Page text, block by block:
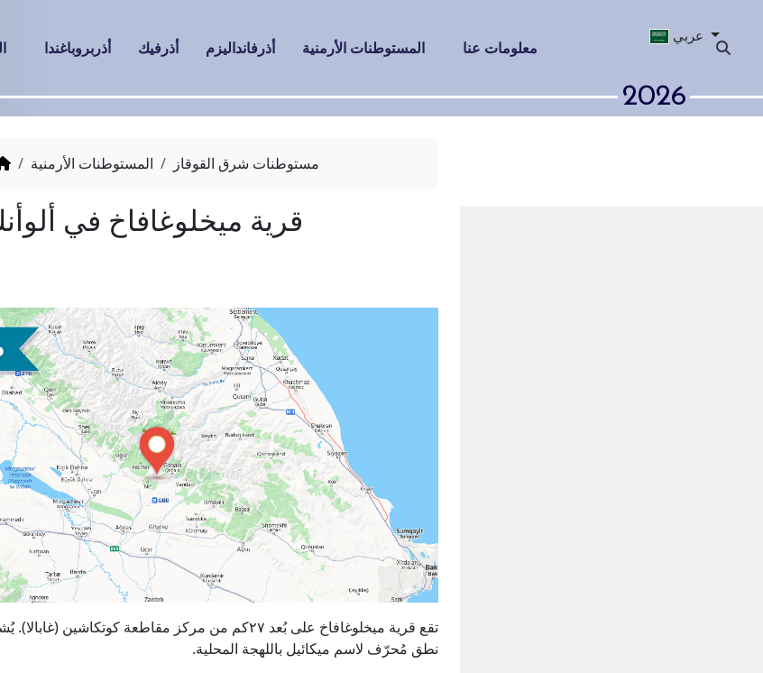
أذربروباغندا أذرفيك أذرفانداليزم المستوطنات الأرمنية معلومات عنا
عربي
2026
المستوطنات الأرمنية مستوطنات شرق القوقاز
تقع قرية ميخلوغافاخ على بُعد ۲۷كم من مركز مقاطعة كوتكاشين
نطق مُحرّف لاسم ميكائيل باللهجة المحلية.